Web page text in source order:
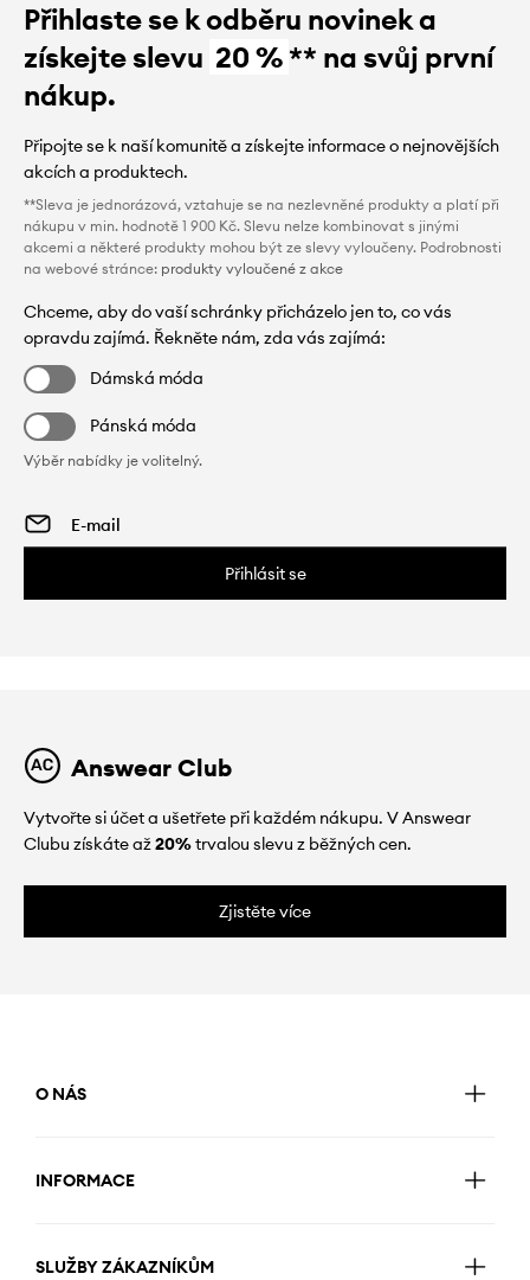
Přihlaste se k odběru novinek a
získejte slevu 20 %** na svůj první
nákup.
Připojte se k naší komunitě a získejte informace o nejnovějších
akcích a produktech.
**Sleva je jednorázová, vztahuje se na nezlevněné produkty a platí při
nákupu v min. hodnotě 1 900 Kč. Slevu nelze kombinovat s jinými
akcemi a některé produkty mohou být ze slevy vyloučeny. Podrobnosti
na webové stránce: produkty vyloučené z akce
Chceme, aby do vaší schránky přicházelo jen to, co vás
opravdu zajímá. Řekněte nám, zda vás zajímá:
Dámská móda
Pánská móda
Výběr nabídky je volitelný.
Přihlásit se
Answear Club
Vytvořte si účet a ušetřete při každém nákupu. V Answear
Clubu získáte až20%trvalou slevu z běžných cen.
Zjistěte více
O NÁS
INFORMACE
SLUŽBY ZÁKAZNÍKŮM